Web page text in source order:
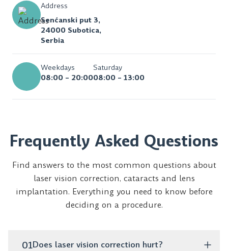
Address
Senćanski put 3,
24000 Subotica,
Serbia
Weekdays
08:00 – 20:00
Saturday
08:00 – 13:00
Frequently Asked Questions
Find answers to the most common questions about
laser vision correction, cataracts and lens
implantation. Everything you need to know before
deciding on a procedure.
01Does laser vision correction hurt?